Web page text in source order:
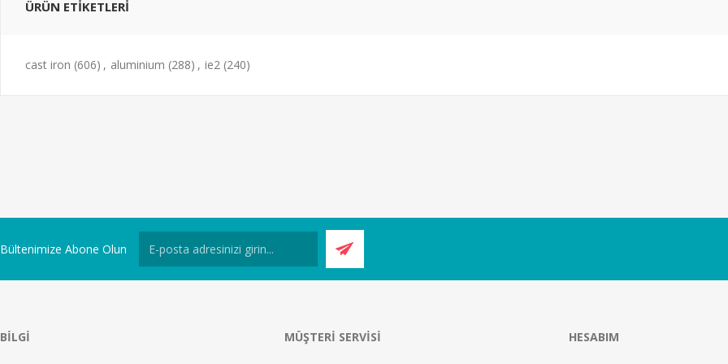
ÜRÜN ETIKETLERI
cast iron (606) , aluminium (288) , ie2 (240)
Bültenimize Abone Olun
BILGI MÜŞTERI SERVISI HESABIM